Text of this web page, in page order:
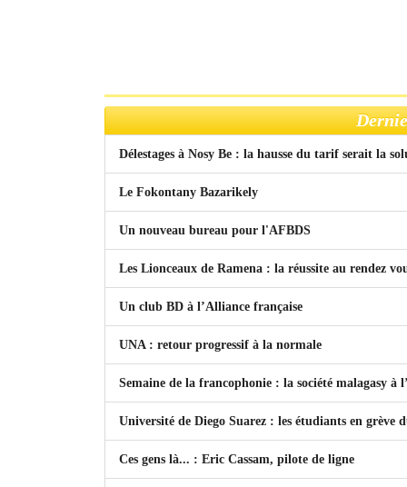
Délestages à Nosy Be : la hausse du tarif serait la
Le Fokontany Bazarikely
Un nouveau bureau pour l'AFBDS
Les Lionceaux de Ramena : la réussite au rendez
Un club BD à l’Alliance française
UNA : retour progressif à la normale
Semaine de la francophonie : la société malagasy à
Université de Diego Suarez : les étudiants en grève
Ces gens là... : Eric Cassam, pilote de ligne